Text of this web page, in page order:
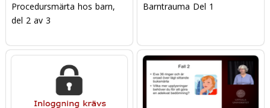
Procedursmärta hos barn,
del 2 av 3
Barntrauma Del 1